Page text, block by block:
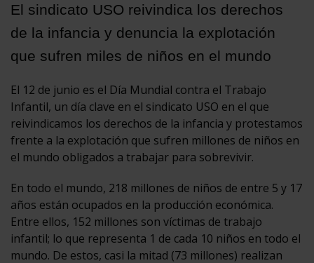
El sindicato USO reivindica los derechos
de la infancia y denuncia la explotación
que sufren miles de niños en el mundo
El 12 de junio es el Día Mundial contra el Trabajo
Infantil, un día clave en el sindicato USO en el que
reivindicamos los derechos de la infancia y protestamos
frente a la explotación que sufren millones de niños en
el mundo obligados a trabajar para sobrevivir.
En todo el mundo, 218 millones de niños de entre 5 y 17
años están ocupados en la producción económica.
Entre ellos, 152 millones son víctimas de trabajo
infantil; lo que representa 1 de cada 10 niños en todo el
mundo. De estos, casi la mitad (73 millones) realizan